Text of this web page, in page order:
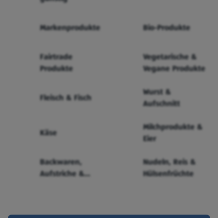
Markenprodukte Bio-Produkte
Fairtrade
Produkte
Vegetarische &
Vegane Produkte
Fleisch & Fisch
Wurst &
Aufschnitt
Käse
Milchprodukte &
Eier
Backwaren,
Aufstriche &
Nudeln, Reis &
Hülsenfrüchte